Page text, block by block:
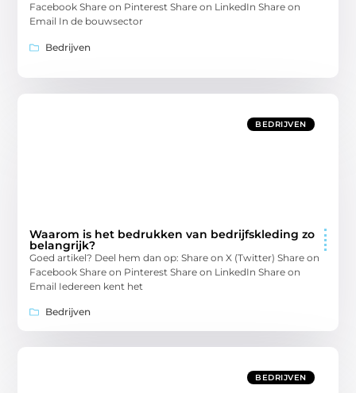
Facebook Share on Pinterest Share on LinkedIn Share on
Email In de bouwsector
Bedrijven
BEDRIJVEN
Waarom is het bedrukken van bedrijfskleding zo
belangrijk?
Goed artikel? Deel hem dan op: Share on X (Twitter) Share on
Facebook Share on Pinterest Share on LinkedIn Share on
Email Iedereen kent het
Bedrijven
BEDRIJVEN